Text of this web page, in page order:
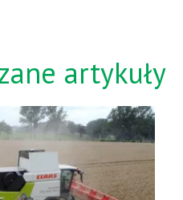
artykuły